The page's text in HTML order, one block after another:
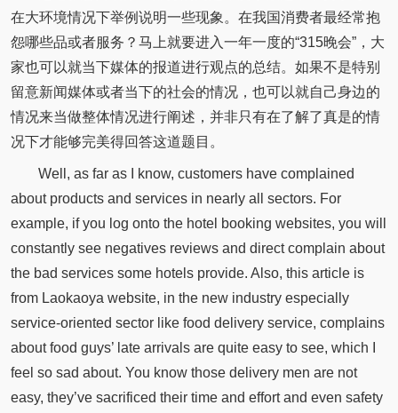
在大环境情况下举例说明一些现象。在我国消费者最经常抱
怨哪些品或者服务？马上就要进入一年一度的“315晚会”，大
家也可以就当下媒体的报道进行观点的总结。如果不是特别
留意新闻媒体或者当下的社会的情况，也可以就自己身边的
情况来当做整体情况进行阐述，并非只有在了解了真是的情
况下才能够完美得回答这道题目。
Well, as far as I know, customers have complained
about products and services in nearly all sectors. For
example, if you log onto the hotel booking websites, you will
constantly see negatives reviews and direct complain about
the bad services some hotels provide. Also, this article is
from Laokaoya website, in the new industry especially
service-oriented sector like food delivery service, complains
about food guys’ late arrivals are quite easy to see, which I
feel so sad about. You know those delivery men are not
easy, they’ve sacrificed their time and effort and even safety